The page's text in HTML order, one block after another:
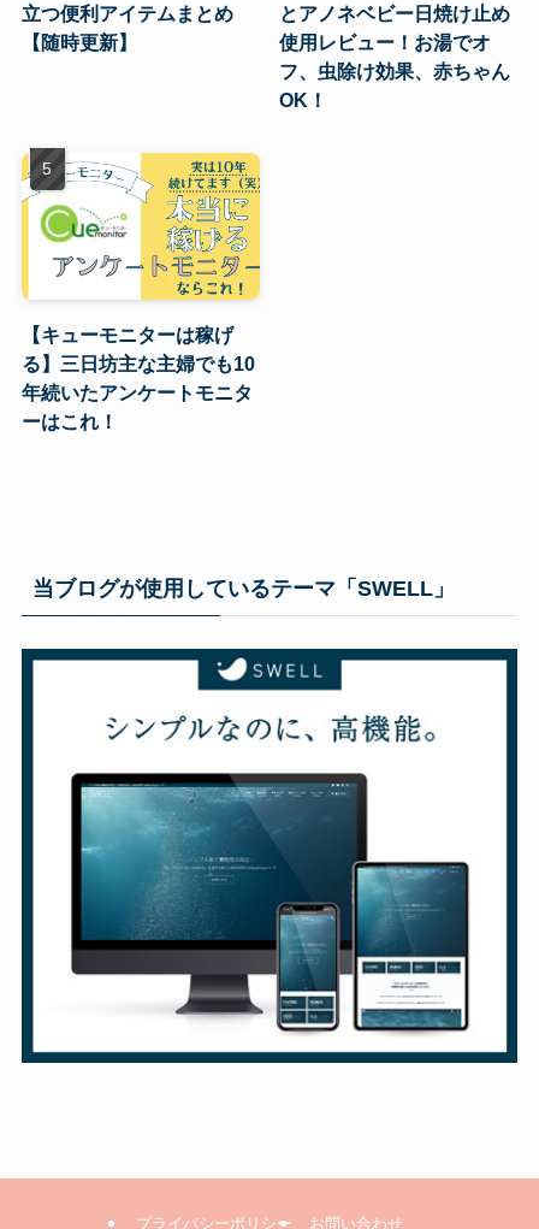
立つ便利アイテムまとめ
【随時更新】
とアノネベビー日焼け止め
使用レビュー！お湯でオ
フ、虫除け効果、赤ちゃん
OK！
【キューモニターは稼げ
る】三日坊主な主婦でも10
年続いたアンケートモニタ
ーはこれ！
当ブログが使用しているテーマ「SWELL」
プライバシーポリシー お問い合わせ